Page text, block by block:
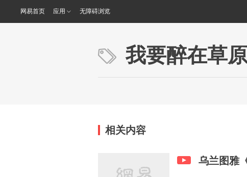
网易首页 应用 无障碍浏览
我要醉在草
相关内容
乌兰图雅